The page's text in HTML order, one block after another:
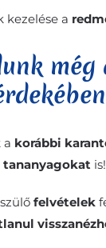
kezelése a
még
a korábbi
tananyagokatis!
felvételek